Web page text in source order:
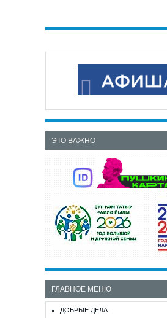
ЭТО ВАЖНО
ГЛАВНОЕ МЕНЮ
ДОБРЫЕ ДЕЛА